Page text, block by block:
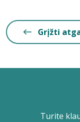
Grįžti
Turite